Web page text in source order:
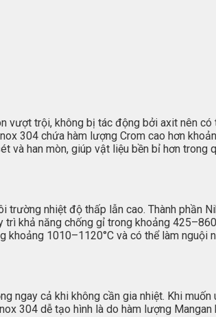
vượt trội, không bị tác động bởi axit nên
304 chứa hàm lượng Crom cao hơn
và han mòn, giúp vật liệu bền bỉ hơn trong
trường nhiệt độ thấp lẫn cao. Thành phần
khả năng chống gỉ trong khoảng
khoảng 1010–1120°C và có thể làm nguội
ngay cả khi không cần gia nhiệt. Khi
304 dễ tạo hình là do hàm lượng